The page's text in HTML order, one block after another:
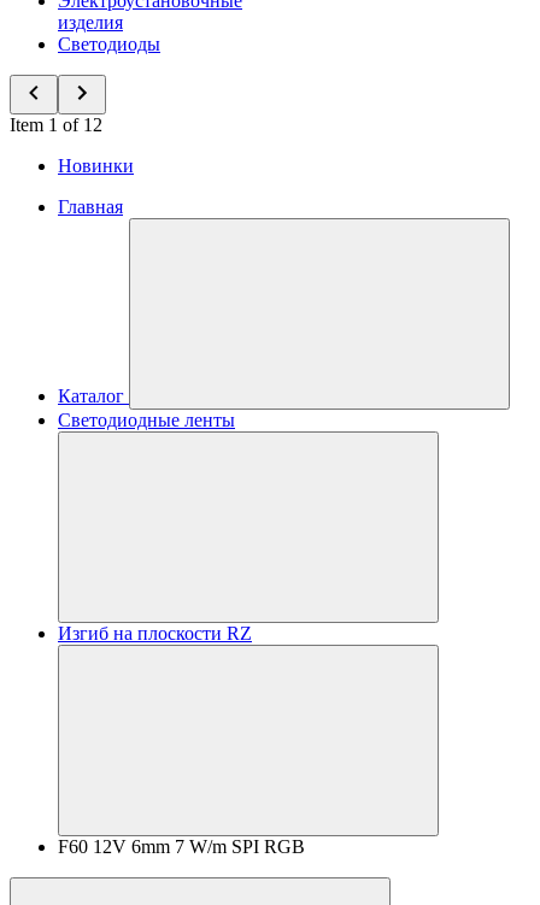
изделия
Светодиоды
Item 1 of 12
Новинки
Главная
Каталог
Светодиодные ленты
Изгиб на плоскости RZ
F60 12V 6mm 7 W/m SPI RGB